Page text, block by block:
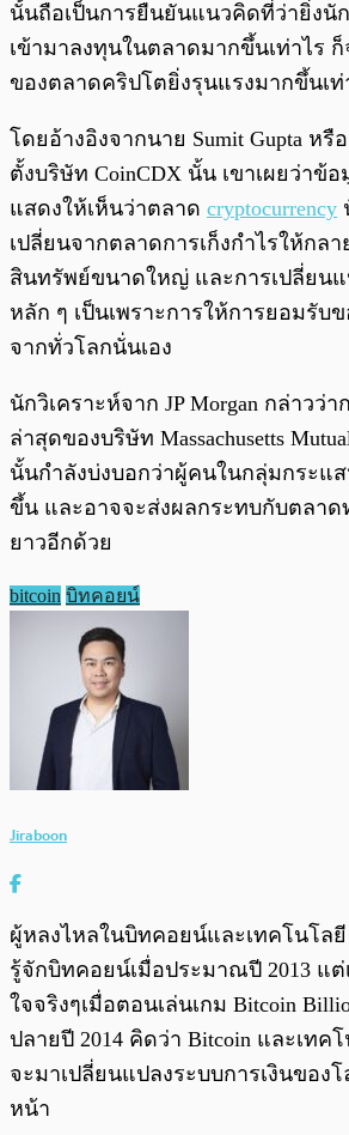
นั้นถือเป็นการยืนยันแนวคิดที่ว่ายิ่งนั
เข้ามาลงทุนในตลาดมากขึ้นเท่าไร
ของตลาดคริปโตยิ่งรุนแรงมากขึ้นเ
โดยอ้างอิงจากนาย Sumit Gupta หรื
ตั้งบริษัท CoinCDX นั้น เขาเผยว่าข้
แสดงให้เห็นว่าตลาด cryptocurrency
เปลี่ยนจากตลาดการเก็งกำไรให้กล
สินทรัพย์ขนาดใหญ่ และการเปลี่ยน
หลัก ๆ เป็นเพราะการให้การยอมรับ
จากทั่วโลกนั่นเอง
นักวิเคราะห์จาก JP Morgan กล่าวว่า
ล่าสุดของบริษัท Massachusetts
นั้นกำลังบ่งบอกว่าผู้คนในกลุ่มกระแ
ขึ้น และอาจจะส่งผลกระทบกับตลาด
ยาวอีกด้วย
bitcoin บิทคอยน์
Jiraboon
ผู้หลงไหลในบิทคอยน์และเทคโนโลยี
รู้จักบิทคอยน์เมื่อประมาณปี 2013 แ
ใจจริงๆเมื่อตอนเล่นเกม Bitcoin
ปลายปี 2014 คิดว่า Bitcoin และเทคโ
จะมาเปลี่ยนแปลงระบบการเงินของ
หน้า